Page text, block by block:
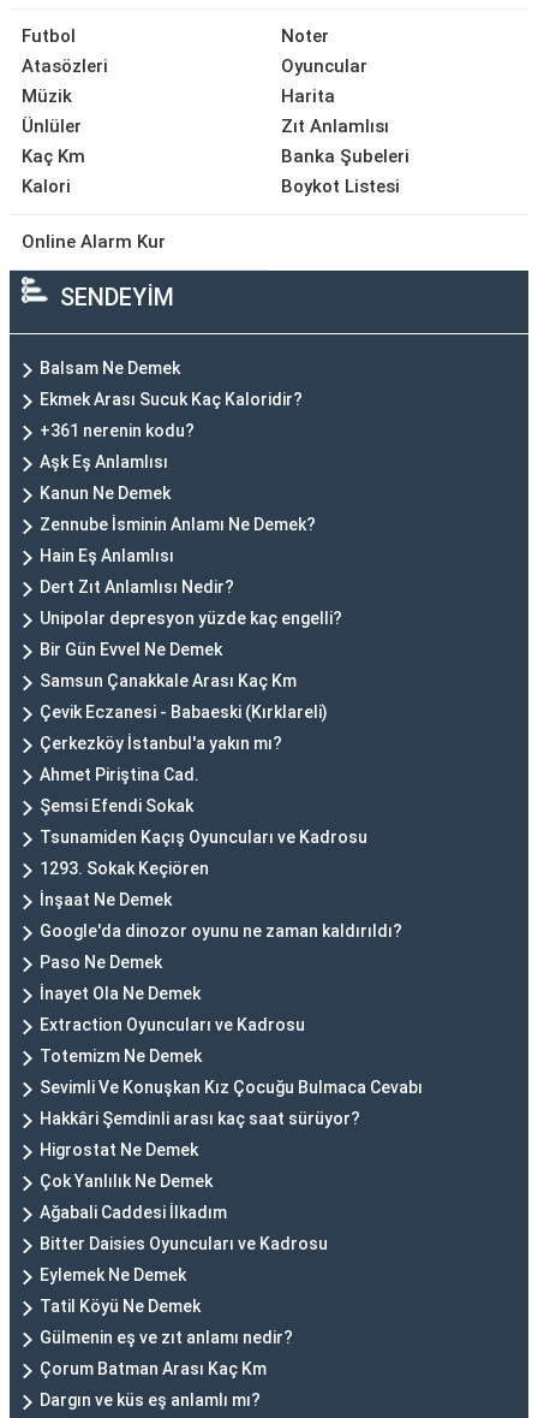
Futbol
Atasözleri
Müzik
Ünlüler
Kaç Km
Kalori
Noter
Oyuncular
Harita
Zıt Anlamlısı
Banka Şubeleri
Boykot Listesi
Online Alarm Kur
SENDEYİM
Balsam Ne Demek
Ekmek Arası Sucuk Kaç Kaloridir?
+361 nerenin kodu?
Aşk Eş Anlamlısı
Kanun Ne Demek
Zennube İsminin Anlamı Ne Demek?
Hain Eş Anlamlısı
Dert Zıt Anlamlısı Nedir?
Unipolar depresyon yüzde kaç engelli?
Bir Gün Evvel Ne Demek
Samsun Çanakkale Arası Kaç Km
Çevik Eczanesi - Babaeski (Kırklareli)
Çerkezköy İstanbul'a yakın mı?
Ahmet Piriştina Cad.
Şemsi Efendi Sokak
Tsunamiden Kaçış Oyuncuları ve Kadrosu
1293. Sokak Keçiören
İnşaat Ne Demek
Google'da dinozor oyunu ne zaman kaldırıldı?
Paso Ne Demek
İnayet Ola Ne Demek
Extraction Oyuncuları ve Kadrosu
Totemizm Ne Demek
Sevimli Ve Konuşkan Kız Çocuğu Bulmaca Cevabı
Hakkâri Şemdinli arası kaç saat sürüyor?
Higrostat Ne Demek
Çok Yanlılık Ne Demek
Ağabali Caddesi İlkadım
Bitter Daisies Oyuncuları ve Kadrosu
Eylemek Ne Demek
Tatil Köyü Ne Demek
Gülmenin eş ve zıt anlamı nedir?
Çorum Batman Arası Kaç Km
Dargın ve küs eş anlamlı mı?